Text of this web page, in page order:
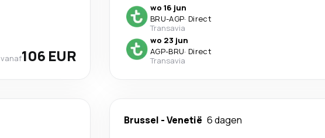
vanaf106 EUR
wo 16 jun
BRU-AGP· Direct
Transavia
wo 23 jun
AGP-BRU· Direct
Transavia
Brussel -Venetië 6 dagen